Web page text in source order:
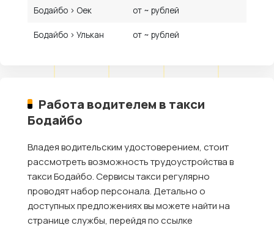
Бодайбо › Оек от ~ рублей
Бодайбо › Улькан от ~ рублей
Работа водителем в такси
Бодайбо
Владея водительским удостоверением, стоит
рассмотреть возможность трудоустройства в
такси Бодайбо. Сервисы такси регулярно
проводят набор персонала. Детально о
доступных предложениях вы можете найти на
странице службы, перейдя по ссылке